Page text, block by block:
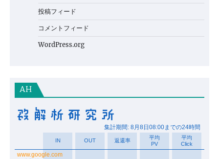
投稿フィード
コメントフィード
WordPress.org
AH